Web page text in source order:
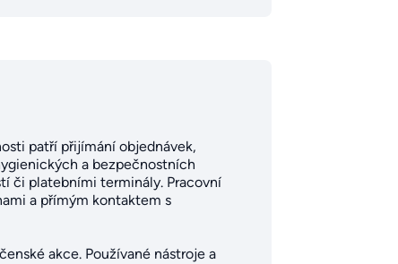
patří přijímání objednávek,
a bezpečnostních
či platebními terminály. Pracovní
a přímým kontaktem s
akce. Používané nástroje a